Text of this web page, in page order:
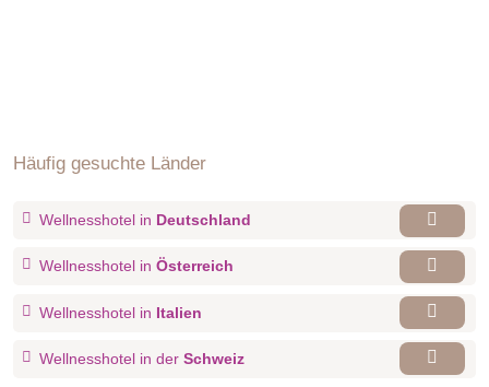
Häufig gesuchte Länder
Wellnesshotel in Deutschland
Wellnesshotel in Österreich
Wellnesshotel in Italien
Wellnesshotel in der Schweiz